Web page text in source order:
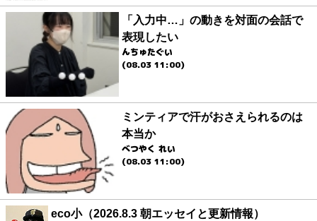
「入力中…」の動きを対面の会話で
表現したい
んちゅたぐい
(08.03 11:00)
ミンティアで汗がおさえられるのは
本当か
べつやく れい
(08.03 11:00)
eco小（2026.8.3 朝エッセイと更新情報）